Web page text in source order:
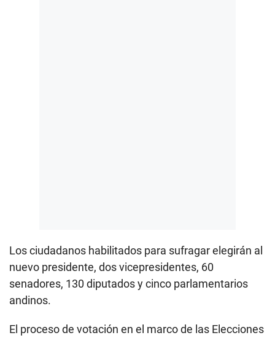
Los ciudadanos habilitados para sufragar elegirán al
nuevo presidente, dos vicepresidentes, 60
senadores, 130 diputados y cinco parlamentarios
andinos.
El proceso de votación en el marco de las Elecciones